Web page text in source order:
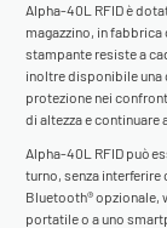
Alpha-40L RFID è
magazzino, in
stampante resiste a
inoltre disponibile una
protezione nei
di altezza e continuare
Alpha-40L RFID può
turno, senza interferire
Bluetooth® opzionale,
portatile o a uno